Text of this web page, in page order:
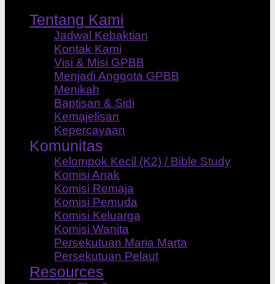
Tentang Kami
Jadwal Kebaktian
Kontak Kami
Visi & Misi GPBB
Menjadi Anggota GPBB
Menikah
Baptisan & Sidi
Kemajelisan
Kepercayaan
Komunitas
Kelompok Kecil (K2) / Bible Study
Komisi Anak
Komisi Remaja
Komisi Pemuda
Komisi Keluarga
Komisi Wanita
Persekutuan Maria Marta
Persekutuan Pelaut
Resources